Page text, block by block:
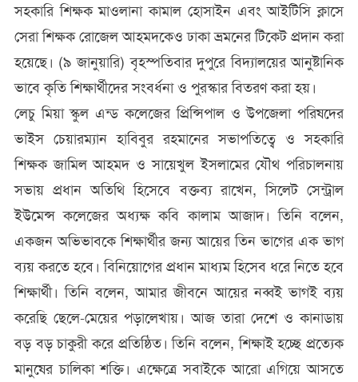
সহকারি শিক্ষক মাওলানা কামাল হোসাইন এবং আইটিসি ক্লাসে
সেরা শিক্ষক রোজেল আহমদকেও ঢাকা ভ্রমনের টিকেট প্রদান করা
হয়েছে। (৯ জানুয়ারি) বৃহস্পতিবার দুপুরে বিদ্যালয়ের আনুষ্টানিক
ভাবে কৃতি শিক্ষার্থীদের সংবর্ধনা ও পুরস্কার বিতরণ করা হয়।
লেচু মিয়া স্কুল এন্ড কলেজের প্রিন্সিপাল ও উপজেলা পরিষদের
ভাইস চেয়ারম্যান হাবিবুর রহমানের সভাপতিত্বে ও সহকারি
শিক্ষক জামিল আহমদ ও সায়েখুল ইসলামের যৌথ পরিচালনায়
সভায় প্রধান অতিথি হিসেবে বক্তব্য রাখেন, সিলেট সেন্ট্রাল
ইউমেন্স কলেজের অধ্যক্ষ কবি কালাম আজাদ। তিনি বলেন,
একজন অভিভাবকে শিক্ষার্থীর জন্য আয়ের তিন ভাগের এক ভাগ
ব্যয় করতে হবে। বিনিয়োগের প্রধান মাধ্যম হিসেব ধরে নিতে হবে
শিক্ষার্থী। তিনি বলেন, আমার জীবনে আয়ের নব্বই ভাগই ব্যয়
করেছি ছেলে-মেয়ের পড়ালেখায়। আজ তারা দেশে ও কানাডায়
বড় বড় চাকুরী করে প্রতিষ্ঠিত। তিনি বলেন, শিক্ষাই হচ্ছে প্রত্যেক
মানুষের চালিকা শক্তি। এক্ষেত্রে সবাইকে আরো এগিয়ে আসতে